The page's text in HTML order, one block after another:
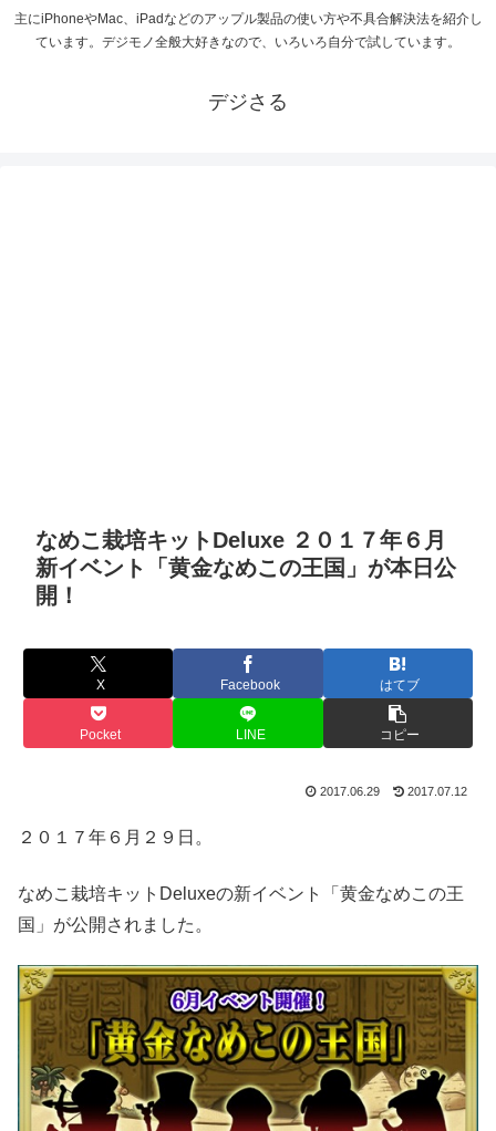
主にiPhoneやMac、iPadなどのアップル製品の使い方や不具合解決法を紹介し
ています。デジモノ全般大好きなので、いろいろ自分で試しています。
デジさる
なめこ栽培キットDeluxe ２０１７年６月
新イベント「黄金なめこの王国」が本日公
開！
X Facebook はてブ
Pocket LINE コピー
2017.06.29 2017.07.12
２０１７年６月２９日。
なめこ栽培キットDeluxeの新イベント「黄金なめこの王
国」が公開されました。